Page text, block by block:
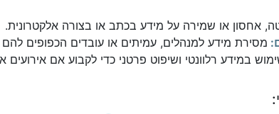
אחסון או שמירה על מידע בכתב או בצורה אלקטרונית.
מסירת מידע למנהלים, עמיתים או עובדים הכפופים
במידע רלוונטי ושיפוט פרטני כדי לקבוע אם